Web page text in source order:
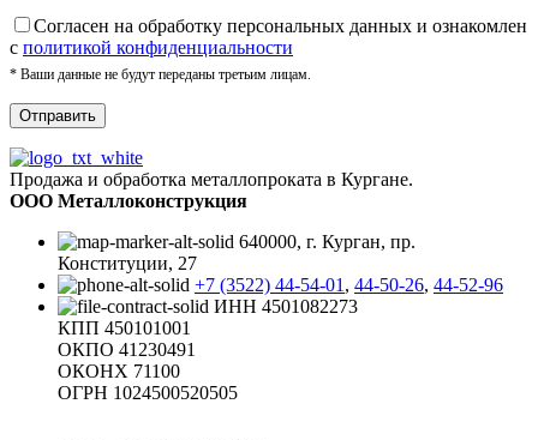
Cогласен на обработку персональных данных и ознакомлен
с политикой конфиденциальности
* Ваши данные не будут переданы третьим лицам.
Продажа и обработка металлопроката в Кургане.
ООО Металлоконструкция
640000, г. Курган, пр.
Конституции, 27
+7 (3522) 44-54-01 , 44-50-26, 44-52-96
ИНН 4501082273
КПП 450101001
ОКПО 41230491
ОКОНХ 71100
ОГРН 1024500520505